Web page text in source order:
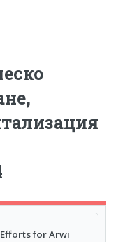
for Arwi